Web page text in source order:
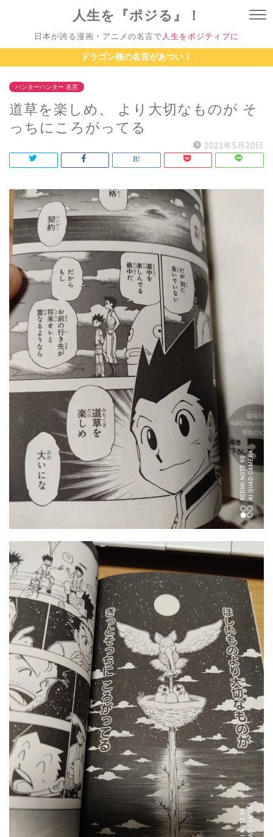
人生を『ポジる』！
日本が誇る漫画・アニメの名言で 人生をポジティブに
ドラゴン桜の名言があつい！
ハンターハンター 名言
道草を楽しめ、 より大切なものが そ
っちにころがってる
2021年5月20日